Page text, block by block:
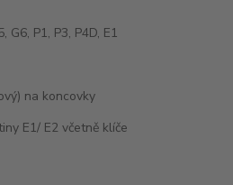
G6, P1, P3, P4D, E1
na koncovky
E1/ E2 včetně klíče